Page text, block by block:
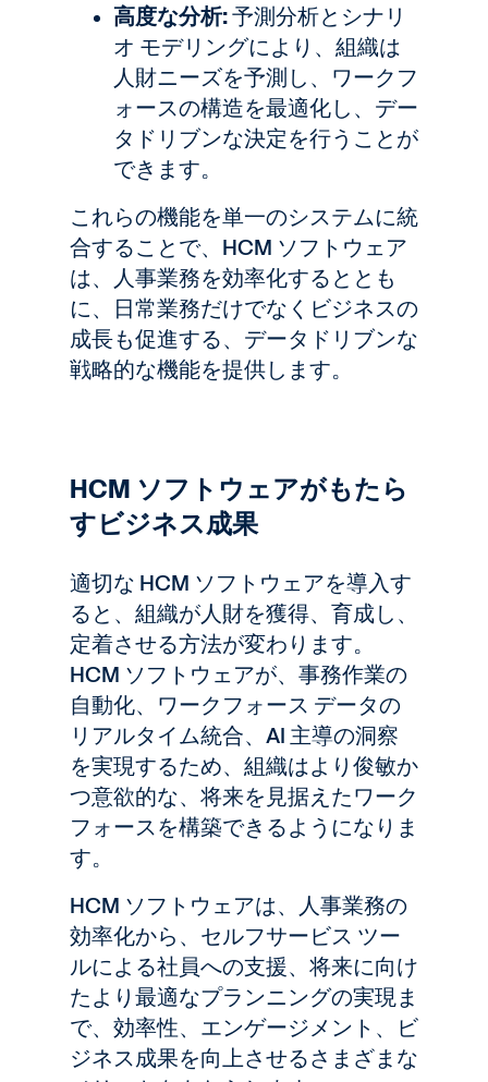
高度な分析:予測分析とシナリ
オ モデリングにより、組織は
人財ニーズを予測し、ワークフ
ォースの構造を最適化し、デー
タドリブンな決定を行うことが
できます。
これらの機能を単一のシステムに統
合することで、HCM ソフトウェア
は、人事業務を効率化するととも
に、日常業務だけでなくビジネスの
成長も促進する、データドリブンな
戦略的な機能を提供します。
HCM ソフトウェアがもたら
すビジネス成果
適切な HCM ソフトウェアを導入す
ると、組織が人財を獲得、育成し、
定着させる方法が変わります。
HCM ソフトウェアが、事務作業の
自動化、ワークフォース データの
リアルタイム統合、AI 主導の洞察
を実現するため、組織はより俊敏か
つ意欲的な、将来を見据えたワーク
フォースを構築できるようになりま
す。
HCM ソフトウェアは、人事業務の
効率化から、セルフサービス ツー
ルによる社員への支援、将来に向け
たより最適なプランニングの実現ま
で、効率性、エンゲージメント、ビ
ジネス成果を向上させるさまざまな